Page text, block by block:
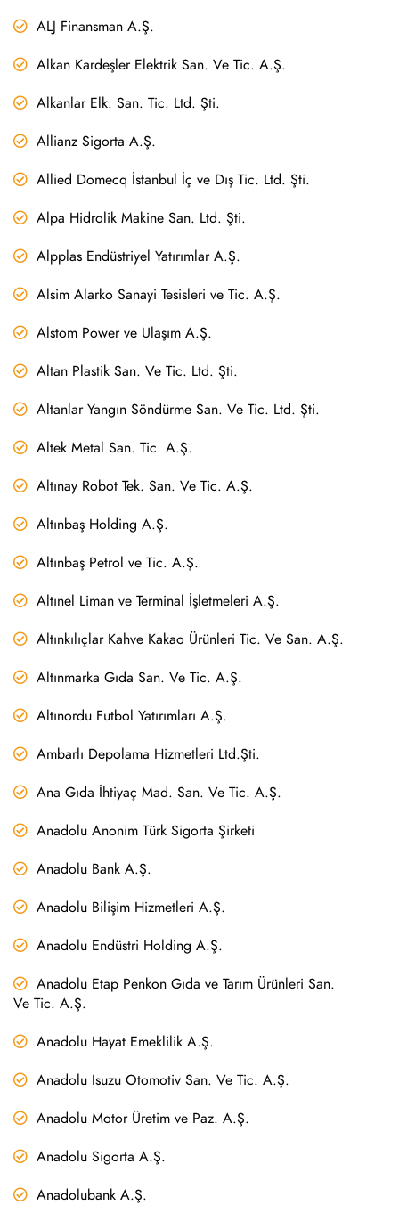
ALJ Finansman A.Ş.
Alkan Kardeşler Elektrik San. Ve Tic. A.Ş.
Alkanlar Elk. San. Tic. Ltd. Şti.
Allianz Sigorta A.Ş.
Allied Domecq İstanbul İç ve Dış Tic. Ltd. Şti.
Alpa Hidrolik Makine San. Ltd. Şti.
Alpplas Endüstriyel Yatırımlar A.Ş.
Alsim Alarko Sanayi Tesisleri ve Tic. A.Ş.
Alstom Power ve Ulaşım A.Ş.
Altan Plastik San. Ve Tic. Ltd. Şti.
Altanlar Yangın Söndürme San. Ve Tic. Ltd. Şti.
Altek Metal San. Tic. A.Ş.
Altınay Robot Tek. San. Ve Tic. A.Ş.
Altınbaş Holding A.Ş.
Altınbaş Petrol ve Tic. A.Ş.
Altınel Liman ve Terminal İşletmeleri A.Ş.
Altınkılıçlar Kahve Kakao Ürünleri Tic. Ve San. A.Ş.
Altınmarka Gıda San. Ve Tic. A.Ş.
Altınordu Futbol Yatırımları A.Ş.
Ambarlı Depolama Hizmetleri Ltd.Şti.
Ana Gıda İhtiyaç Mad. San. Ve Tic. A.Ş.
Anadolu Anonim Türk Sigorta Şirketi
Anadolu Bank A.Ş.
Anadolu Bilişim Hizmetleri A.Ş.
Anadolu Endüstri Holding A.Ş.
Anadolu Etap Penkon Gıda ve Tarım Ürünleri San.
Ve Tic. A.Ş.
Anadolu Hayat Emeklilik A.Ş.
Anadolu Isuzu Otomotiv San. Ve Tic. A.Ş.
Anadolu Motor Üretim ve Paz. A.Ş.
Anadolu Sigorta A.Ş.
Anadolubank A.Ş.